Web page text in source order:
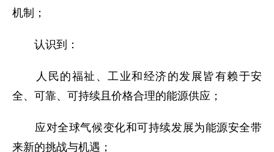
机制；
认识到：
人民的福祉、工业和经济的发展皆有赖于安
全、可靠、可持续且价格合理的能源供应；
应对全球气候变化和可持续发展为能源安全带
来新的挑战与机遇；